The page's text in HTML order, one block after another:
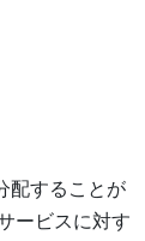
配することが
ービスに対す